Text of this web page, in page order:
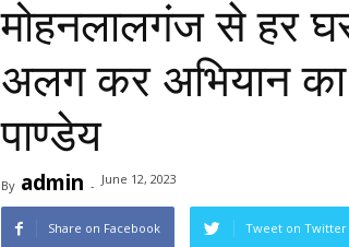
मोहनलालगंज से हर
अलग कर अभियान
पाण्डेय
By admin - June 12, 2023
Share on Facebook Tweet on Twitter